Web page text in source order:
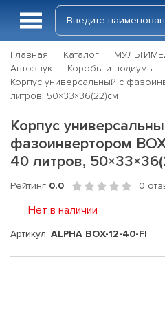
Главная Каталог
Автозвук
Коробы и подиумы
Корпус универсальный c
литров, 50×33×36(22)см
Корпус
фазоинвертором
40 литров,
Рейтинг 0.0 0
Нет в наличии
Артикул: ALPHA BOX-12-40-FI